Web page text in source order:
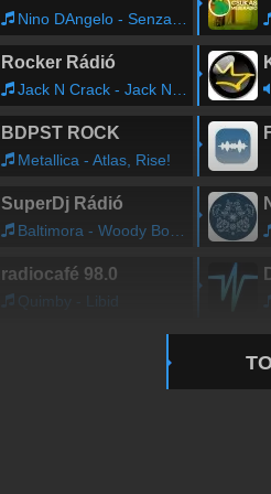
Nino DAngelo - Senza giacca e cravatta (Nynno Martinez Remix)
Rocker Rádió
Jack N Crack - Jack N Crack
BDPST ROCK
Metallica - Atlas, Rise!
SuperDj Rádió
Baltimora - Woody Boogie
radiocafé 98.0
Quimby - Libid